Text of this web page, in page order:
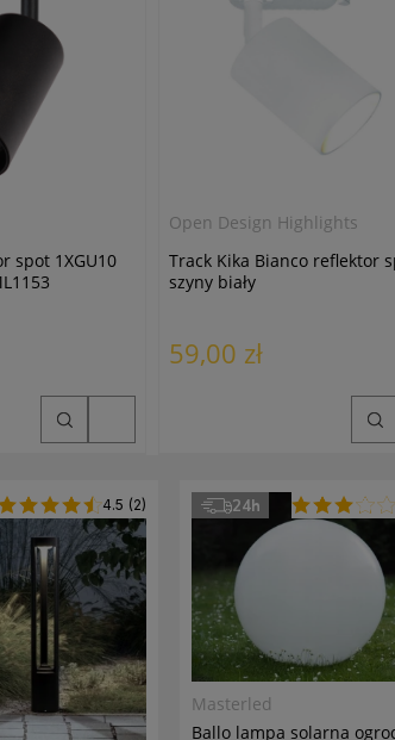
spot 1XGU10
Open Design Highlights
Track Kika Bianco reflektor
szyny biały
59,00 zł
4.5 (2) 24h
Masterled
Ballo lampa solarna